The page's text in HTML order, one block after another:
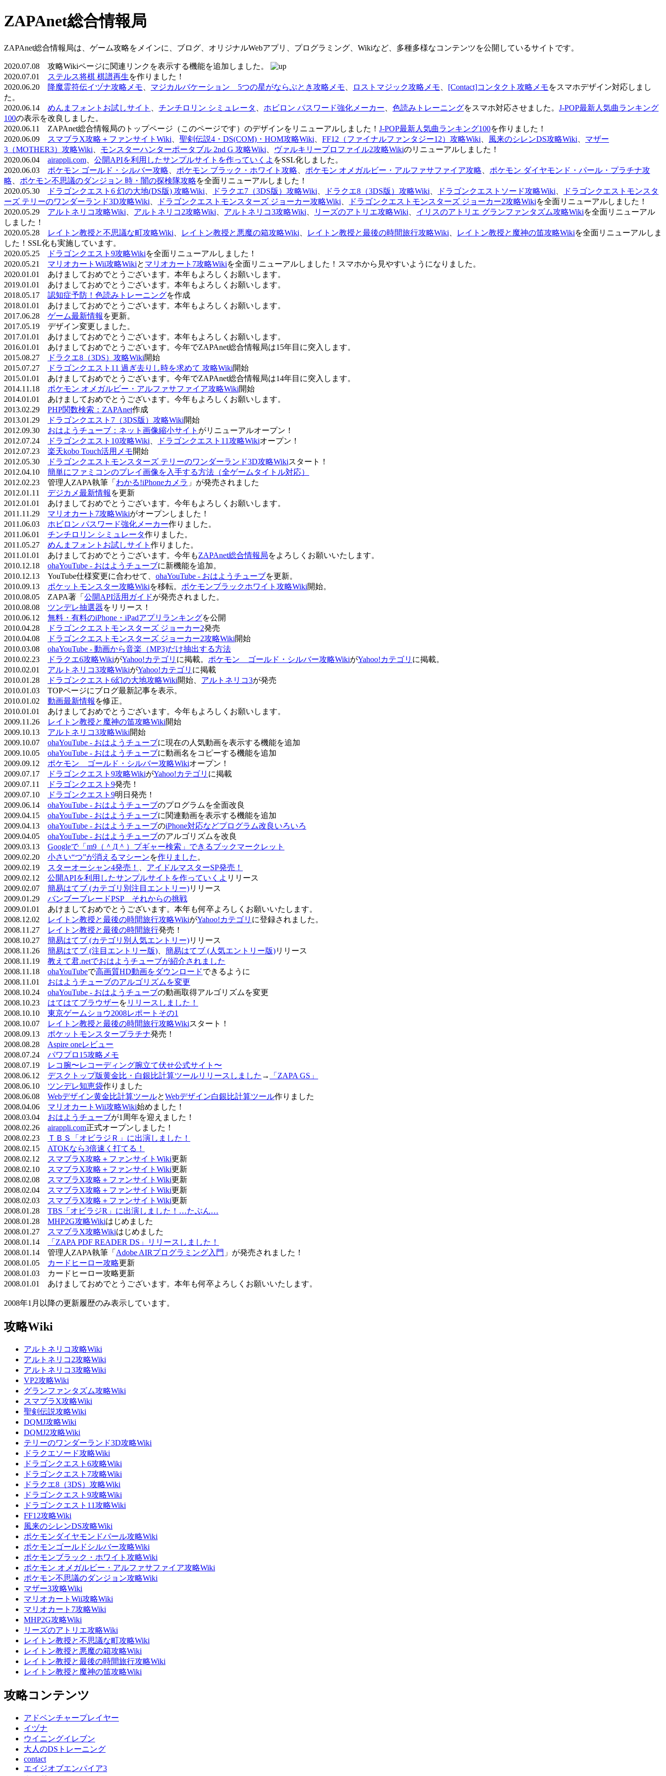
ZAPAnet総合情報局
ZAPAnet総合情報局は、ゲーム攻略をメインに、ブログ、オリジナルWebアプリ、プログラミング、Wikiなど、多種多様なコンテンツを公開しているサイトです。
2020.07.08 攻略Wikiページに関連リンクを表示する機能を追加しました。
2020.07.01
ステルス将棋 棋譜再生を作りました！
2020.06.20
降魔霊符伝イヅナ攻略メモ マジカルバケーション 5つの星がならぶとき攻略メモ ロストマジック攻略メモ [Contact]コンタクト攻略メモをスマホデザイン対応しまし
た。
2020.06.14 めんまフォントお試しサイト チンチロリン シミュレータ ホビロン パスワード強化メーカー 色読みトレーニングをスマホ対応させました。 J-POP最新人気曲ランキング
100の表示を改良しました。
2020.06.11 ZAPAnet総合情報局のトップページ（このページです）のデザインをリニューアルしました！ J-POP最新人気曲ランキング100を作りました！
2020.06.09
スマブラX攻略＋ファンサイトWiki 聖剣伝説4・DS(COM)・HOM攻略Wiki FF12（ファイナルファンタジー12）攻略Wiki 風来のシレンDS攻略Wiki
マザー
3（MOTHER3）攻略Wiki
モンスターハンターポータブル 2nd G 攻略Wiki ヴァルキリープロファイル2攻略Wikiのリニューアルしました！
2020.06.04 airappli.com 公開APIを利用したサンプルサイトを作っていくよ をSSL化しました。
2020.06.03 ポケモン ゴールド・シルバー攻略 ポケモン ブラック・ホワイト攻略 ポケモン オメガルビー・アルファサファイア攻略
ポケモン ダイヤモンド・パール・プラチナ攻
略
ポケモン不思議のダンジョン 時・闇の探検隊攻略を全面リニューアルしました！
2020.05.30
ドラゴンクエスト6 幻の大地(DS版) 攻略Wiki ドラクエ7（3DS版）攻略Wiki ドラクエ8（3DS版）攻略Wiki ドラゴンクエストソード攻略Wiki
ドラゴンクエストモンスタ
ーズ テリーのワンダーランド3D攻略Wiki
ドラゴンクエストモンスターズ ジョーカー攻略Wiki ドラゴンクエストモンスターズ ジョーカー2攻略Wikiを全面リニューアルしました！
2020.05.29 アルトネリコ攻略Wiki アルトネリコ2攻略Wiki アルトネリコ3攻略Wiki リーズのアトリエ攻略Wiki イリスのアトリエ グランファンタズム攻略Wikiを全面リニューアル
しました！
2020.05.28
レイトン教授と不思議な町攻略Wiki レイトン教授と悪魔の箱攻略Wiki レイトン教授と最後の時間旅行攻略Wiki レイトン教授と魔神の笛攻略Wikiを全面リニューアルしま
した！SSL化も実施しています。
2020.05.25
ドラゴンクエスト9攻略Wikiを全面リニューアルしました！
2020.05.21 マリオカートWii攻略Wikiと マリオカート7攻略Wikiを全面リニューアルしました！スマホから見やすいようになりました。
2020.01.01 あけましておめでとうございます。本年もよろしくお願いします。
2019.01.01 あけましておめでとうございます。本年もよろしくお願いします。
2018.05.17 認知症予防！色読みトレーニングを作成
2018.01.01 あけましておめでとうございます。本年もよろしくお願いします。
2017.06.28 ゲーム最新情報 を更新。
2017.05.19 デザイン変更しました。
2017.01.01 あけましておめでとうございます。本年もよろしくお願いします。
2016.01.01 あけましておめでとうございます。今年でZAPAnet総合情報局は15年目に突入します。
2015.08.27
ドラクエ8（3DS）攻略Wiki開始
2015.07.27
ドラゴンクエスト11 過ぎ去りし時を求めて 攻略Wiki開始
2015.01.01 あけましておめでとうございます。今年でZAPAnet総合情報局は14年目に突入します。
2014.11.18 ポケモン オメガルビー・アルファサファイア攻略Wiki開始
2014.01.01 あけましておめでとうございます。今年もよろしくお願いします。
2013.02.29 PHP関数検索：ZAPAnet作成
2013.01.29
ドラゴンクエスト7（3DS版）攻略Wiki開始
2012.09.30 おはようチューブ：ネット画像縮小サイト がリニューアルオープン！
2012.07.24
ドラゴンクエスト10攻略Wiki ドラゴンクエスト11攻略Wikiオープン！
2012.07.23 楽天kobo Touch活用メモ開始
2012.05.30
ドラゴンクエストモンスターズ テリーのワンダーランド3D攻略Wikiスタート！
2012.04.10 簡単にファミコンのプレイ画像を入手する方法（全ゲームタイトル対応）
2012.02.23 管理人ZAPA執筆「 わかる!iPhoneカメラ 」が発売されました
2012.01.11 デジカメ最新情報 を更新
2012.01.01 あけましておめでとうございます。今年もよろしくお願いします。
2011.11.29 マリオカート7攻略Wikiがオープンしました！
2011.06.03 ホビロン パスワード強化メーカー作りました。
2011.06.01 チンチロリン シミュレータ作りました。
2011.05.27 めんまフォントお試しサイト 作りました。
2011.01.01 あけましておめでとうございます。今年もZAPAnet総合情報局をよろしくお願いいたします。
2010.12.18 ohaYouTube - おはようチューブに新機能を追加。
2010.12.13 YouTube仕様変更に合わせて、 ohaYouTube - おはようチューブを更新。
2010.09.13 ポケットモンスター攻略Wikiを移転。 ポケモンブラックホワイト攻略Wiki開始。
2010.08.05 ZAPA著「 公開API活用ガイドが発売されました。
2010.08.08 ツンデレ抽選器をリリース！
2010.06.12 無料・有料のiPhone・iPadアプリランキングを公開
2010.04.28
ドラゴンクエストモンスターズ ジョーカー2発売
2010.04.08
ドラゴンクエストモンスターズ ジョーカー2攻略Wiki開始
2010.03.08 ohaYouTube - 動画から音楽（MP3)だけ抽出する方法
2010.02.23
ドラクエ6攻略WikiがYahoo!カテゴリ に掲載。 ポケモン ゴールド・シルバー攻略WikiがYahoo!カテゴリ に掲載。
2010.02.01 アルトネリコ3攻略WikiがYahoo!カテゴリ に掲載
2010.01.28
ドラゴンクエスト6幻の大地攻略Wiki開始、 アルトネリコ3が発売
2010.01.03 TOPページにブログ最新記事を表示。
2010.01.02 動画最新情報 を修正。
2010.01.01 あけましておめでとうございます。今年もよろしくお願いします。
2009.11.26
レイトン教授と魔神の笛攻略Wiki開始
2009.10.13 アルトネリコ3攻略Wiki開始
2009.10.07 ohaYouTube - おはようチューブに現在の人気動画を表示する機能を追加
2009.10.05 ohaYouTube - おはようチューブに動画名をコピーする機能を追加
2009.09.12 ポケモン ゴールド・シルバー攻略Wikiオープン！
2009.07.17
ドラゴンクエスト9攻略WikiがYahoo!カテゴリ に掲載
2009.07.11
ドラゴンクエスト9発売！
2009.07.10
ドラゴンクエスト9明日発売！
2009.06.14 ohaYouTube - おはようチューブのプログラムを全面改良
2009.04.15 ohaYouTube - おはようチューブに関連動画を表示する機能を追加
2009.04.13 ohaYouTube - おはようチューブのiPhone対応などプログラム改良いろいろ
2009.04.05 ohaYouTube - おはようチューブのアルゴリズムを改良
2009.03.13 Googleで「m9（＾Д＾）プギャー検索」できるブックマークレット
2009.02.20 小さい“つ”が消えるマシーンを作りました 。
2009.02.19
スターオーシャン4発売！
アイドルマスターSP発売！
2009.02.12 公開APIを利用したサンプルサイトを作っていくよ リリース
2009.02.07 簡易はてブ (カテゴリ別注目エントリー)リリース
2009.01.29 バンブーブレードPSP それからの挑戦
2009.01.01 あけましておめでとうございます。本年も何卒よろしくお願いいたします。
2008.12.02
レイトン教授と最後の時間旅行攻略WikiがYahoo!カテゴリ に登録されました。
2008.11.27
レイトン教授と最後の時間旅行発売！
2008.10.27 簡易はてブ (カテゴリ別人気エントリー)リリース
2008.11.26 簡易はてブ (注目エントリー版) 簡易はてブ (人気エントリー版)リリース
2008.11.19 教えて君.netでおはようチューブが紹介されました
2008.11.18 ohaYouTubeで高画質HD動画をダウンロードできるように
2008.11.01 おはようチューブのアルゴリズムを変更
2008.10.24 ohaYouTube - おはようチューブの動画取得アルゴリズムを変更
2008.10.23 はてはてブラウザーを リリースしました！
2008.10.10 東京ゲームショウ2008レポートその1
2008.10.07
レイトン教授と最後の時間旅行攻略Wikiスタート！
2008.09.13 ポケットモンスタープラチナ発売！
2008.08.28 Aspire oneレビュー
2008.07.24 パワプロ15攻略メモ
2008.07.19
レコ腕〜レコーディング腕立て伏せ公式サイト〜
2008.06.12 デスクトップ版黄金比・白銀比計算ツールリリースしました →
「ZAPA GS」
2008.06.10 ツンデレ知恵袋作りました
2008.06.08 Webデザイン黄金比計算ツールとWebデザイン白銀比計算ツール作りました
2008.04.06 マリオカートWii攻略Wiki始めました！
2008.03.04 おはようチューブが1周年を迎えました！
2008.02.26 airappli.com正式オープンしました！
2008.02.23
ＴＢＳ「オビラジＲ」に出演しました！
2008.02.15 ATOKなら3倍速く打てる！
2008.02.12
スマブラX攻略＋ファンサイトWiki更新
2008.02.10
スマブラX攻略＋ファンサイトWiki更新
2008.02.08
スマブラX攻略＋ファンサイトWiki更新
2008.02.04
スマブラX攻略＋ファンサイトWiki更新
2008.02.03
スマブラX攻略＋ファンサイトWiki更新
2008.01.28 TBS「オビラジR」に出演しました！…たぶん…
2008.01.28 MHP2G攻略Wikiはじめました
2008.01.27
スマブラX攻略Wikiはじめました
2008.01.14
「ZAPA PDF READER DS」リリースしました！
2008.01.14 管理人ZAPA執筆「 Adobe AIRプログラミング入門 」が発売されました！
2008.01.05
カードヒーロー攻略更新
2008.01.03 カードヒーロー攻略更新
2008.01.01 あけましておめでとうございます。本年も何卒よろしくお願いいたします。
2008年1月以降の更新履歴のみ表示しています。
攻略Wiki
アルトネリコ攻略Wiki
アルトネリコ2攻略Wiki
アルトネリコ3攻略Wiki
VP2攻略Wiki
グランファンタズム攻略Wiki
スマブラX攻略Wiki
聖剣伝説攻略Wiki
DQMJ攻略Wiki
DQMJ2攻略Wiki
テリーのワンダーランド3D攻略Wiki
ドラクエソード攻略Wiki
ドラゴンクエスト6攻略Wiki
ドラゴンクエスト7攻略Wiki
ドラクエ8（3DS）攻略Wiki
ドラゴンクエスト9攻略Wiki
ドラゴンクエスト11攻略Wiki
FF12攻略Wiki
風来のシレンDS攻略Wiki
ポケモンダイヤモンドパール攻略Wiki
ポケモンゴールドシルバー攻略Wiki
ポケモンブラック・ホワイト攻略Wiki
ポケモン オメガルビー・アルファサファイア攻略Wiki
ポケモン不思議のダンジョン攻略Wiki
マザー3攻略Wiki
マリオカートWii攻略Wiki
マリオカート7攻略Wiki
MHP2G攻略Wiki
リーズのアトリエ攻略Wiki
レイトン教授と不思議な町攻略Wiki
レイトン教授と悪魔の箱攻略Wiki
レイトン教授と最後の時間旅行攻略Wiki
レイトン教授と魔神の笛攻略Wiki
攻略コンテンツ
アドベンチャープレイヤー
イヅナ
ウイニングイレブン
大人のDSトレーニング
contact
エイジオブエンパイア3